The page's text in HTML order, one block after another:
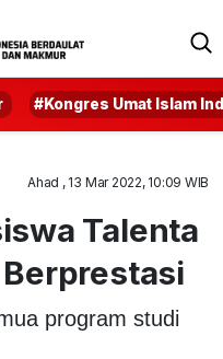
#Kongres Umat Islam
Ahad , 13 Mar 2022, 10:09 WIB
Talenta
program studi